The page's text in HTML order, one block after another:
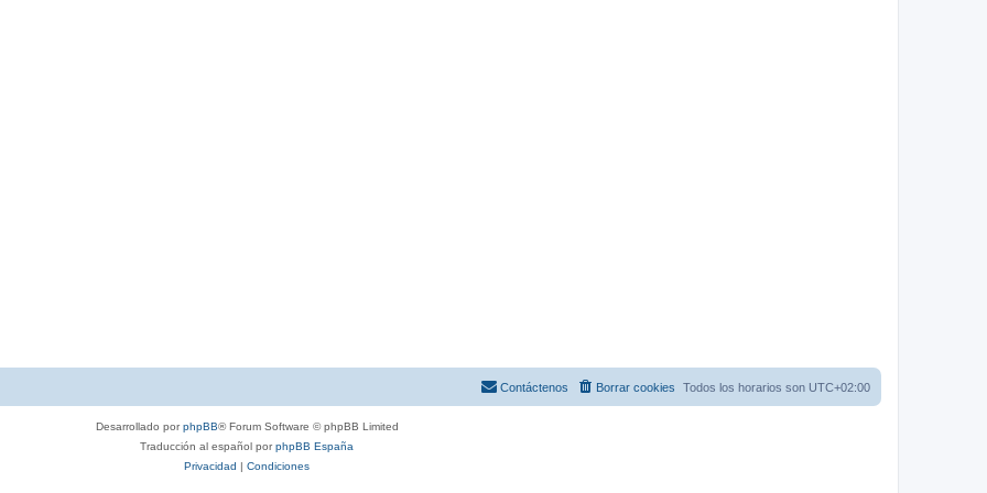
Todos los horarios son UTC+02:00
Borrar cookies
Contáctenos
Desarrollado porphpBB® Forum Software © phpBB Limited
Traducción al español porphpBB España
Privacidad | Condiciones